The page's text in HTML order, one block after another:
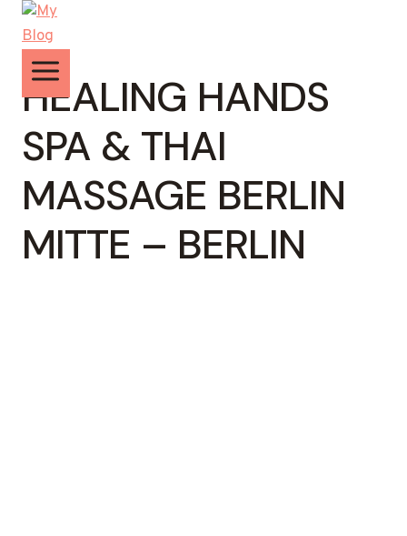
Zum
Inhalt
springen
HEALING HANDS
SPA & THAI
MASSAGE BERLIN
MITTE – BERLIN